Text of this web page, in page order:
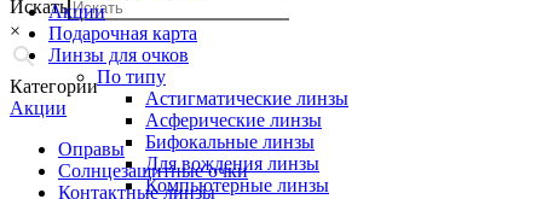
Искать
×
Категории
Акции
Оправы
Солнцезащитные очки
Контактные линзы
Акции
Подарочная карта
Линзы для очков
По типу
Астигматические линзы
Асферические линзы
Бифокальные линзы
Для вождения линзы
Компьютерные линзы